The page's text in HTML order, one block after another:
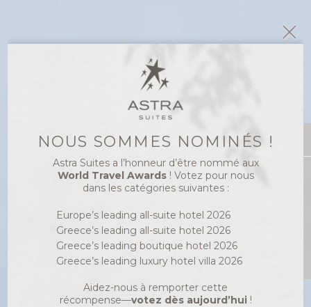
LOGEMENT
ASTRA SUITES
NOUS SOMMES NOMINÉS !
Astra Suites a l’honneur d’être nommé aux
World Travel Awards! Votez pour nous
dans les catégories suivantes :
Europe’s leading all-suite hotel 2026
Greece’s leading all-suite hotel 2026
Greece’s leading boutique hotel 2026
Greece’s leading luxury hotel villa 2026
Aidez-nous à remporter cette
récompense—votez dès aujourd’hui!